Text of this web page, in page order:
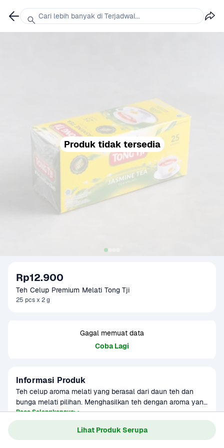
Lihat Produk Serupa
Produk tidak tersedia
Rp12.900
Teh Celup Premium Melati Tong Tji
25 pcs x 2 g
Gagal memuat data
Coba Lagi
Informasi Produk
Teh celup aroma melati yang berasal dari daun teh dan
bunga melati pilihan. Menghasilkan teh dengan aroma yang
harum dan nikmat. Cocok disajikan saat santai atau kumpul
bersama. Produk sudah terverifikasi halal.
Baca Selengkapnya
Kategori
Sarapan
3-8 bulan
Cari lebih banyak di Terjadwal...